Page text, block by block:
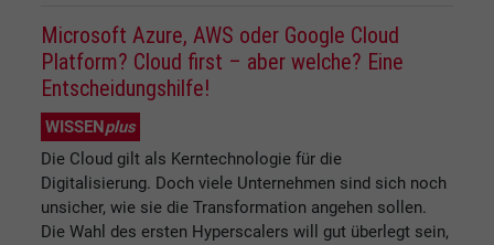
Microsoft Azure, AWS oder Google Cloud
Platform? Cloud first – aber welche? Eine
Entscheidungshilfe!
WISSEN plus
Die Cloud gilt als Kerntechnologie für die
Digitalisierung. Doch viele Unternehmen sind sich noch
unsicher, wie sie die Transformation angehen sollen.
Die Wahl des ersten Hyperscalers will gut überlegt sein,